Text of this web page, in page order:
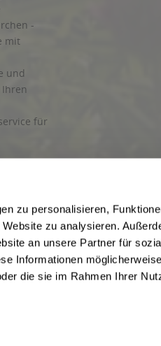
zu personalisieren,
zu analysieren.
an unsere Partner für
Informationen
die sie im Rahmen Ihrer
-
mit
und
für